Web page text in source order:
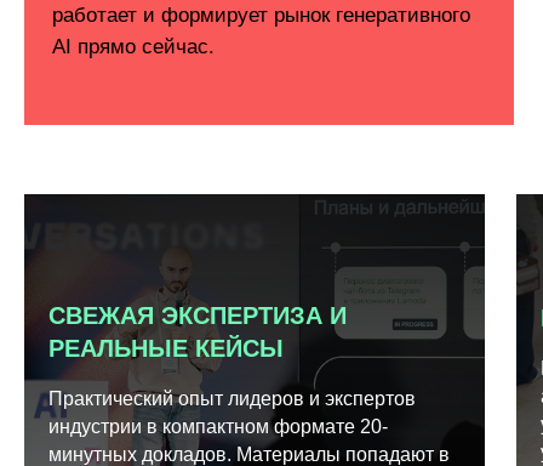
СВЕЖАЯ ЭКСПЕРТИЗА И
РЕАЛЬНЫЕ КЕЙСЫ
Практический опыт лидеров и экспертов
индустрии в компактном формате 20-
минутных докладов. Материалы попадают в